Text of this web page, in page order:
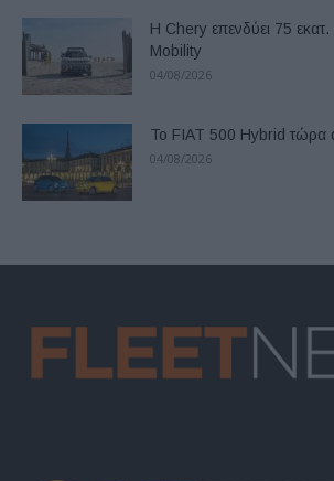
Η Chery επενδύει 75
Mobility
04/08/2026
Το FIAT 500 Hybrid τώρα
04/08/2026